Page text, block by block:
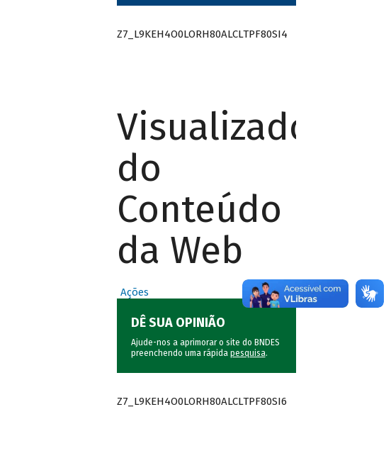
Z7_L9KEH4O0LORH80ALCLTPF80SI4
Visualizador
do
Conteúdo
da Web
Ações
DÊ SUA OPINIÃO
Ajude-nos a aprimorar o site do BNDES
preenchendo uma rápida pesquisa.
Z7_L9KEH4O0LORH80ALCLTPF80SI6